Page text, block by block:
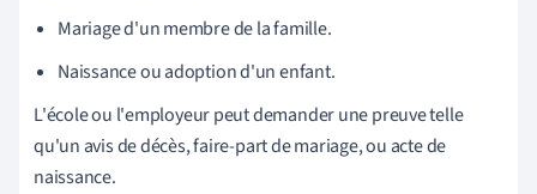
Mariage d'un membre de la famille.
Naissance ou adoption d'un enfant.
L'école ou l'employeur peut demander une preuve telle
qu'un avis de décès, faire-part de mariage, ou acte de
naissance.